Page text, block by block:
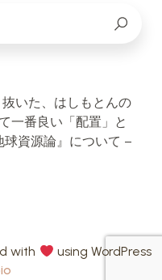
いた、はしもとんの
一番良い「配置」と
球資源論』について –
with
using WordPress